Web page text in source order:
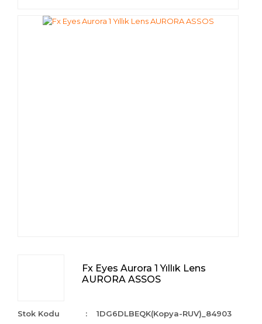
Fx Eyes Aurora 1 Yıllık Lens
AURORA ASSOS
Stok Kodu
1DG6DLBEQK(Kopya-RUV)_84903